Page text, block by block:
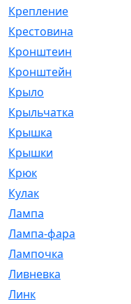
Крепление
Крестовина
Кронштеин
Кронштейн
Крыло
Крыльчатка
Крышка
Крышки
Крюк
Кулак
Лампа
Лампа-фара
Лампочка
Ливневка
Линк